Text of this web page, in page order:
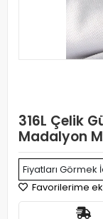
316L Çelik
Madalyon
Fiyatları Görmek
Favorilerime